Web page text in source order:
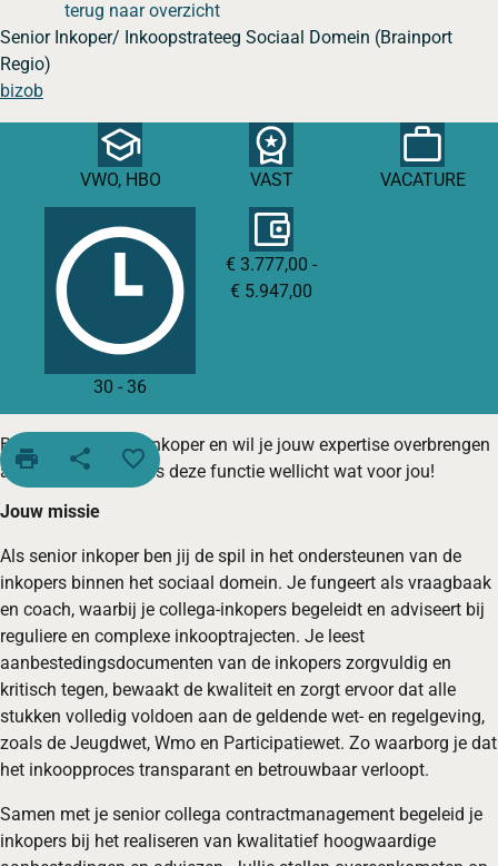
terug naar overzicht
Senior Inkoper/ Inkoopstrateeg Sociaal Domein (Brainport
Regio)
bizob
VWO, HBO VAST VACATURE
30 - 36
€ 3.777,00 -
€ 5.947,00
print share favorite_border
Ben je een ervaren inkoper en wil je jouw expertise overbrengen
aan collega’s? Dan is deze functie wellicht wat voor jou!
Jouw missie
Als senior inkoper ben jij de spil in het ondersteunen van de
inkopers binnen het sociaal domein. Je fungeert als vraagbaak
en coach, waarbij je collega-inkopers begeleidt en adviseert bij
reguliere en complexe inkooptrajecten. Je leest
aanbestedingsdocumenten van de inkopers zorgvuldig en
kritisch tegen, bewaakt de kwaliteit en zorgt ervoor dat alle
stukken volledig voldoen aan de geldende wet- en regelgeving,
zoals de Jeugdwet, Wmo en Participatiewet. Zo waarborg je dat
het inkoopproces transparant en betrouwbaar verloopt.
Samen met je senior collega contractmanagement begeleid je
inkopers bij het realiseren van kwalitatief hoogwaardige